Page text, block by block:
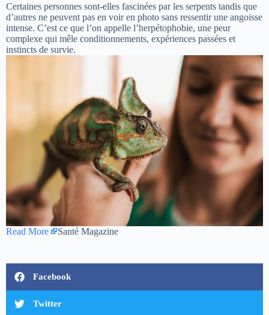
Certaines personnes sont-elles fascinées par les serpents tandis que
d’autres ne peuvent pas en voir en photo sans ressentir une angoisse
intense. C’est ce que l’on appelle l’herpétophobie, une peur
complexe qui mêle conditionnements, expériences passées et
instincts de survie.
Read More Santé Magazine
Facebook
Twitter